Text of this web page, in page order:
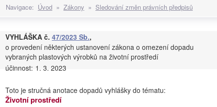
Navigace: Úvod » Zákony » Sledování změn právních předpisů
VYHLÁŠKA č. 47/2023 Sb.,
o provedení některých ustanovení zákona o omezení dopadu
vybraných plastových výrobků na životní prostředí
účinnost: 1. 3. 2023
Toto je stručná anotace dopadů vyhlášky do tématu:
Životní prostředí